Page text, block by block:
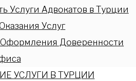
Услуги Адвокатов в Турции
Услуг
Доверенности
УСЛУГИ В ТУРЦИИ